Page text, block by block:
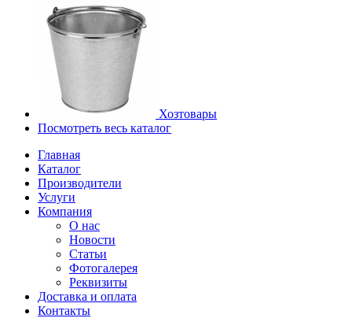
Хозтовары
Посмотреть весь каталог
Главная
Каталог
Производители
Услуги
Компания
О нас
Новости
Статьи
Фотогалерея
Реквизиты
Доставка и оплата
Контакты